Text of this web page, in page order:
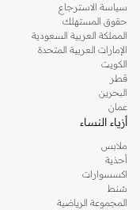
سياسة الاسترجاع
حقوق المستهلك
المملكة العربية السعودية
الإمارات العربية المتحدة
الكويت
قطر
البحرين
عمان
أزياء النساء
ملابس
أحذية
اكسسوارات
شنط
المجموعة الرياضية